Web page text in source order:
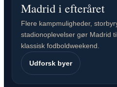
Madrid i efteråret
Flere kampmuligheder,
stadionoplevelser gør Madrid
klassisk fodboldweekend.
Udforsk byer